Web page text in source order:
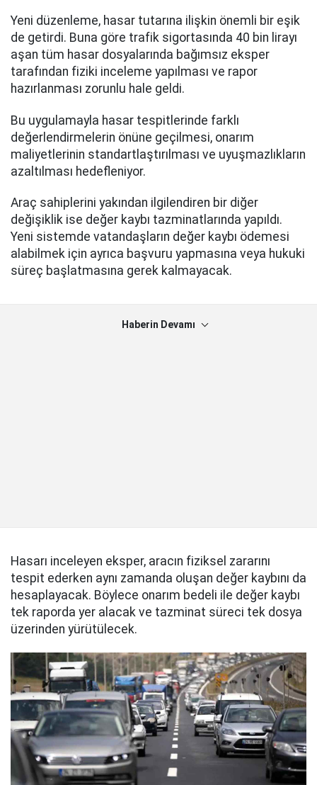
Yeni düzenleme, hasar tutarına ilişkin önemli bir eşik
de getirdi. Buna göre trafik sigortasında 40 bin lirayı
aşan tüm hasar dosyalarında bağımsız eksper
tarafından fiziki inceleme yapılması ve rapor
hazırlanması zorunlu hale geldi.
Bu uygulamayla hasar tespitlerinde farklı
değerlendirmelerin önüne geçilmesi, onarım
maliyetlerinin standartlaştırılması ve uyuşmazlıkların
azaltılması hedefleniyor.
Araç sahiplerini yakından ilgilendiren bir diğer
değişiklik ise değer kaybı tazminatlarında yapıldı.
Yeni sistemde vatandaşların değer kaybı ödemesi
alabilmek için ayrıca başvuru yapmasına veya hukuki
süreç başlatmasına gerek kalmayacak.
Haberin Devamı
Hasarı inceleyen eksper, aracın fiziksel zararını
tespit ederken aynı zamanda oluşan değer kaybını da
hesaplayacak. Böylece onarım bedeli ile değer kaybı
tek raporda yer alacak ve tazminat süreci tek dosya
üzerinden yürütülecek.